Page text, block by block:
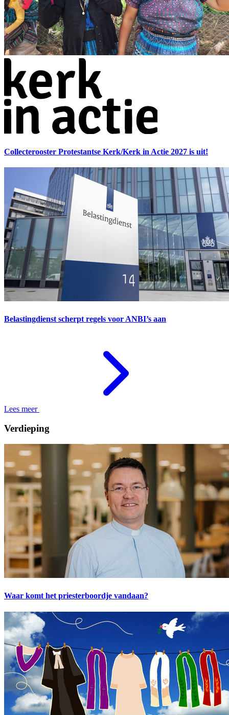
Collecterooster Protestantse Kerk/Kerk in Actie 2027 is uit!
Belastingdienst scherpt regels voor ANBI’s aan
Lees meer
Verdieping
Waar komt het priesterboordje vandaan?